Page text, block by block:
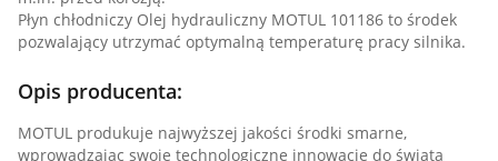
Płyn chłodniczy Olej hydrauliczny MOTUL 101186 to środek
pozwalający utrzymać optymalną temperaturę pracy silnika.
Opis producenta:
MOTUL produkuje najwyższej jakości środki smarne,
wprowadzając swoje technologiczne innowacje do świata